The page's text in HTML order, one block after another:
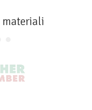
materiali